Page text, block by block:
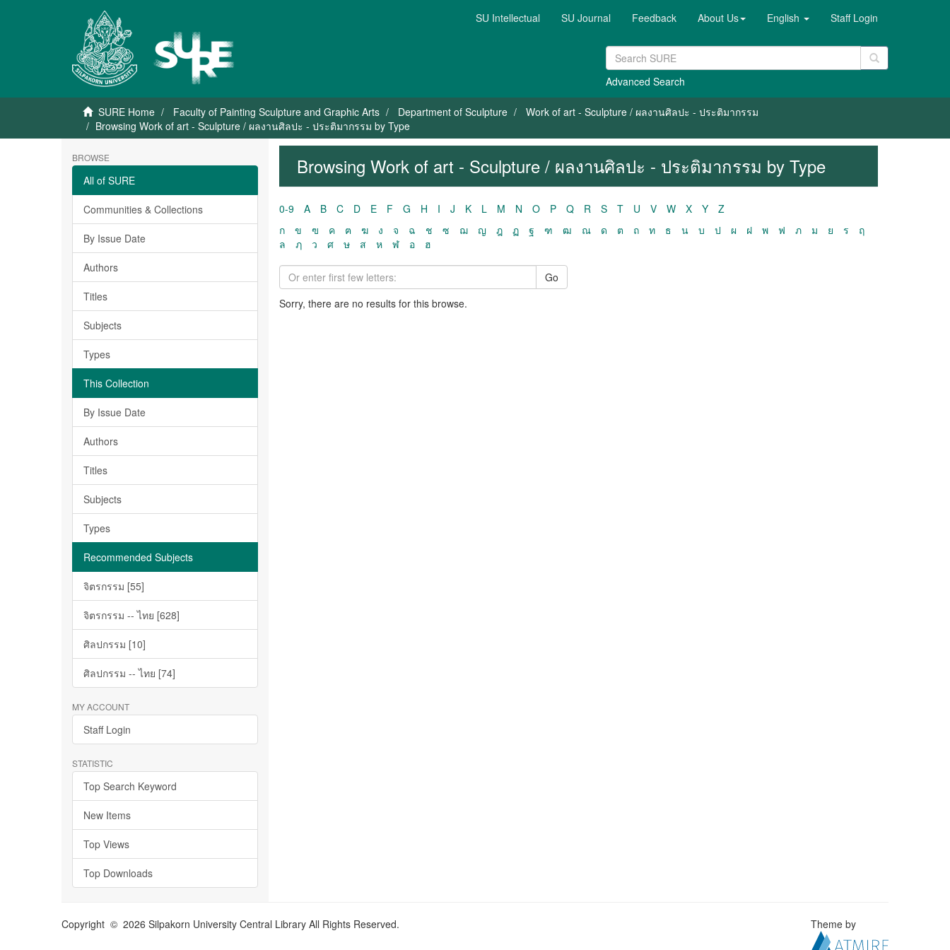
SU Intellectual SU Journal Feedback About Us English Staff Login
Advanced Search
SURE Home Faculty of Painting Sculpture and Graphic Arts Department of Sculpture
Work of art - Sculpture / ผลงานศิลปะ - ประติมากรรม
Browsing Work of art - Sculpture / ผลงานศิลปะ - ประติมากรรม by Type
BROWSE
All of SURE
Communities & Collections
By Issue Date
Authors
Titles
Subjects
Types
This Collection
By Issue Date
Authors
Titles
Subjects
Types
Recommended Subjects
จิตรกรรม [55]
จิตรกรรม -- ไทย [628]
ศิลปกรรม [10]
ศิลปกรรม -- ไทย [74]
MY ACCOUNT
Staff Login
STATISTIC
Top Search Keyword
New Items
Top Views
Top Downloads
Browsing Work of art - Sculpture / ผลงานศิลปะ - ประติมากรรม by Type
0-9 A B C D E F G H I J K L M N O P Q R S T U V W X Y
Z
ก
ข ฃ ค ฅ ฆ ง จ ฉ ช ซ ฌ ญ ฎ ฏ ฐ ฑ ฒ ณ ด ต ถ ท ธ น บ ป ผ ฝ พ ฟ ภ ม ย ร
ฤ
ล
ฦ ว ศ ษ ส ห ฬ อ ฮ
Go
Sorry, there are no results for this browse.
Copyright © 2026 Silpakorn University Central Library All Rights Reserved. Theme by